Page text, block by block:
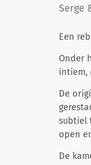
Serge
Een
Onder
intiem,
De
subtiel
open
De